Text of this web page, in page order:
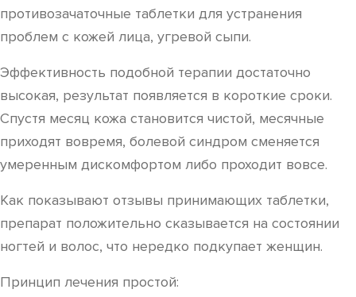
противозачаточные таблетки для устранения
проблем с кожей лица, угревой сыпи.
Эффективность подобной терапии достаточно
высокая, результат появляется в короткие сроки.
Спустя месяц кожа становится чистой, месячные
приходят вовремя, болевой синдром сменяется
умеренным дискомфортом либо проходит вовсе.
Как показывают отзывы принимающих таблетки,
препарат положительно сказывается на состоянии
ногтей и волос, что нередко подкупает женщин.
Принцип лечения простой: